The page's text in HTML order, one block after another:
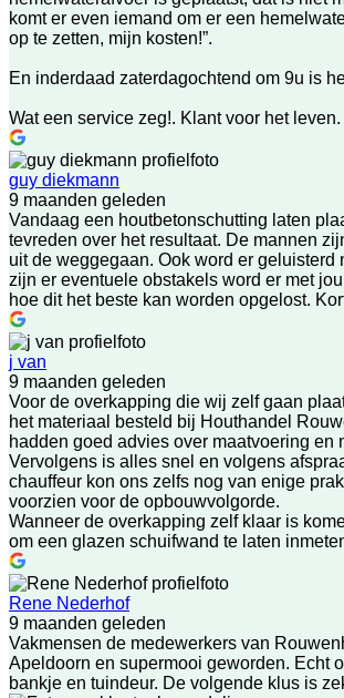
komt er even iemand om er een
op te zetten, mijn kosten!”.
En inderdaad zaterdagochtend om 9u is
Wat een service zeg!. Klant voor het leven.
guy diekmann
9 maanden geleden
Vandaag een houtbetonschutting laten
tevreden over het resultaat. De mannen
uit de weggegaan. Ook word er geluisterd
zijn er eventuele obstakels word er met
hoe dit het beste kan worden opgelost.
j van
9 maanden geleden
Voor de overkapping die wij zelf gaan
het materiaal besteld bij Houthandel
hadden goed advies over maatvoering en
Vervolgens is alles snel en volgens
chauffeur kon ons zelfs nog van enige
voorzien voor de opbouwvolgorde.
Wanneer de overkapping zelf klaar is
om een glazen schuifwand te laten
Rene Nederhof
9 maanden geleden
Vakmensen de medewerkers van
Apeldoorn en supermooi geworden. Echt
bankje en tuindeur. De volgende klus is